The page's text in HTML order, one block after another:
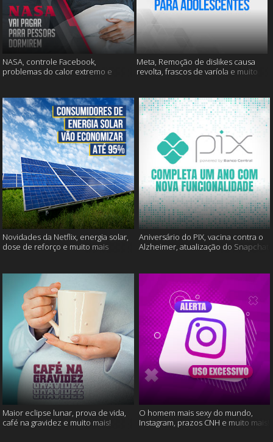
NASA, controle Facebook,
problemas do calor extremo e
Meta, Remoção de dislikes causa
revolta, frascos de varíola e muito
Novidades da Netflix, energia solar,
dose de reforço e muito mais
Aniversário do PIX, vacina contra o
Alzheimer, atualização do Snapchat
Maior eclipse lunar, prova de vida,
café na gravidez e muito mais!
O homem mais sexy do mundo,
Instagram, prazos CNH e muito mais!